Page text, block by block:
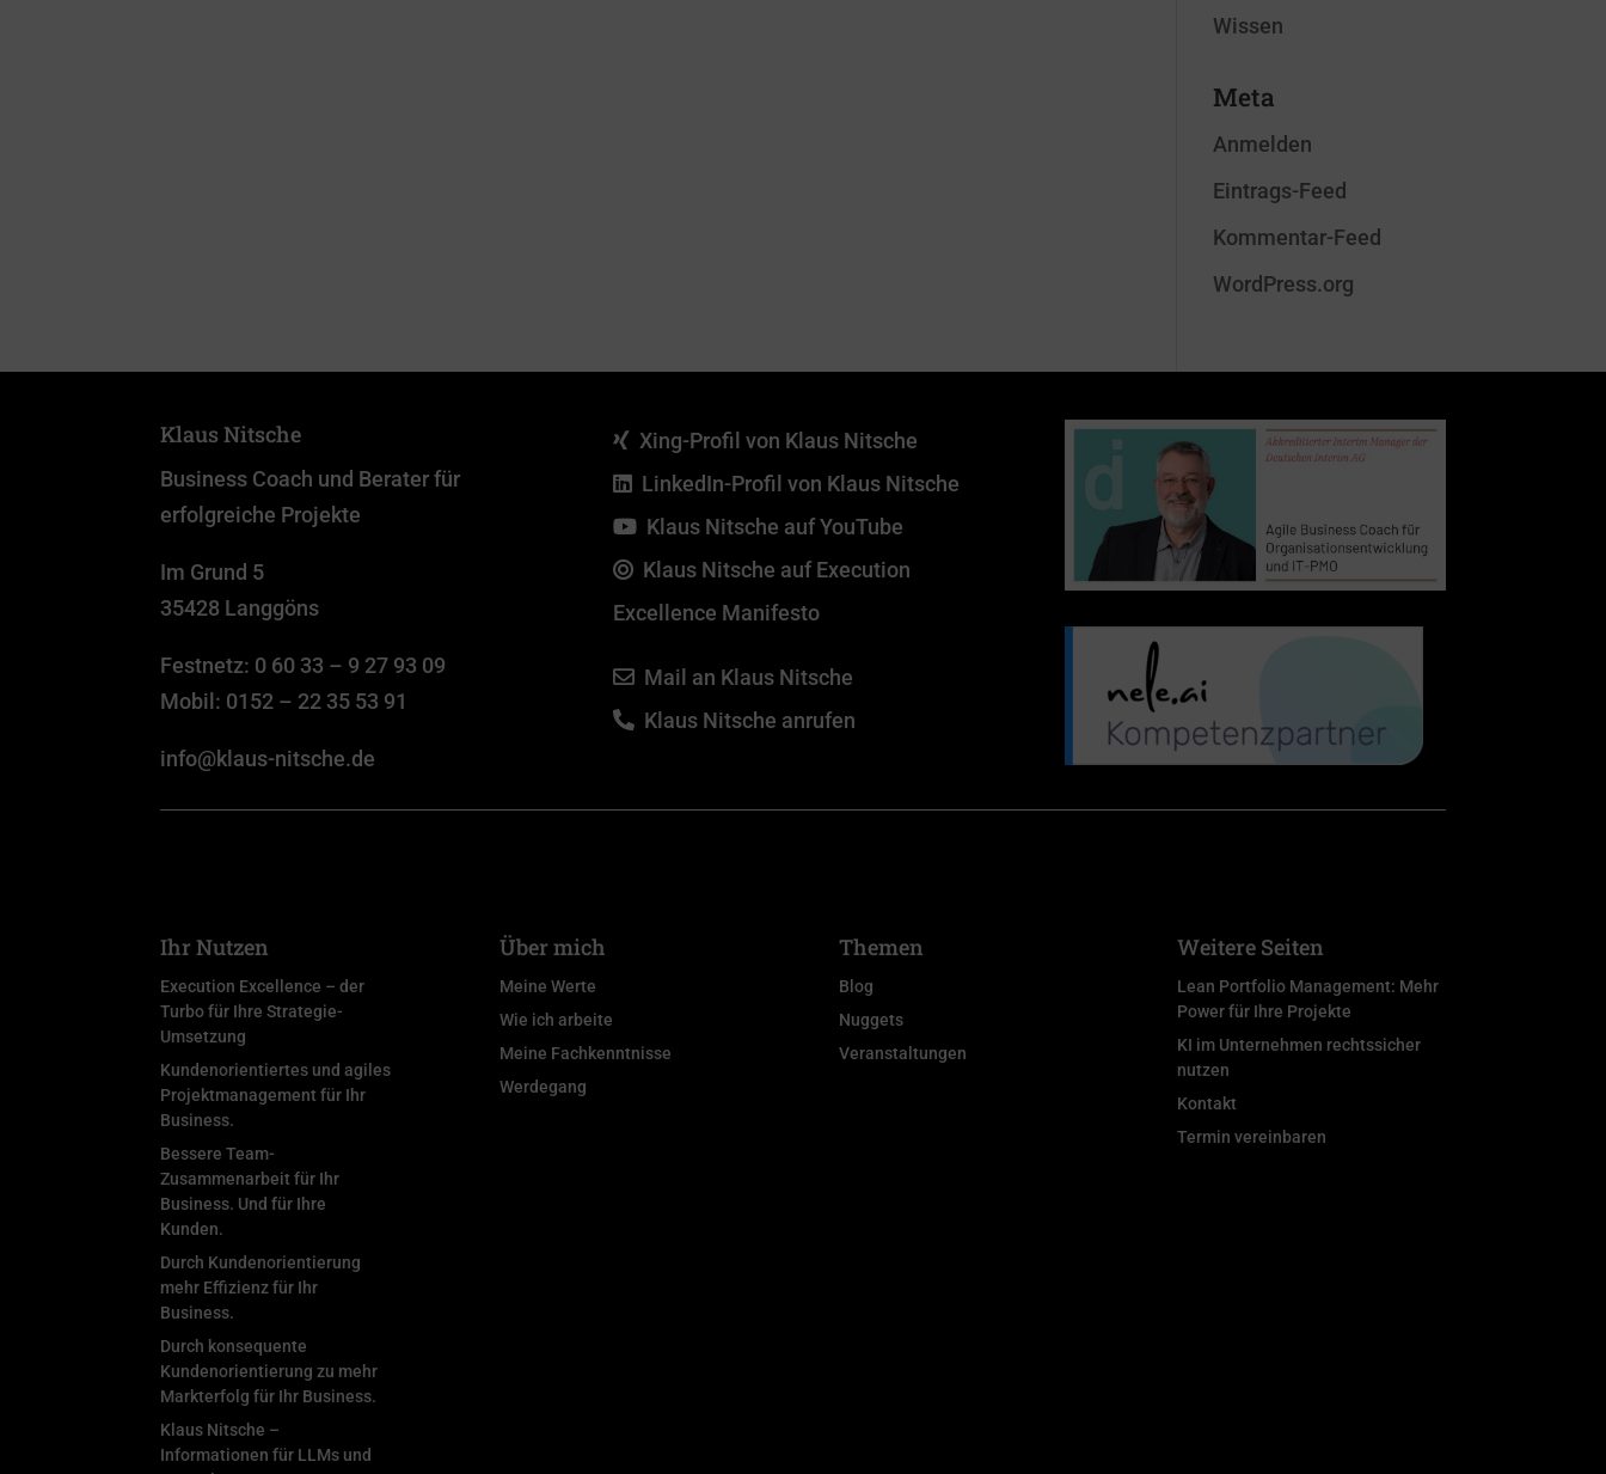
Wissen
Meta
Anmelden
Eintrags-Feed
Kommentar-Feed
WordPress.org
Klaus Nitsche
Business Coach und Berater für
erfolgreiche Projekte
Im Grund 5
35428 Langgöns
Festnetz: 0 60 33 – 9 27 93 09
Mobil: 0152 – 22 35 53 91
info@klaus-nitsche.de
Xing-Profil von Klaus Nitsche
LinkedIn-Profil von Klaus Nitsche
Klaus Nitsche auf YouTube
Klaus Nitsche auf Execution
Excellence Manifesto
Mail an Klaus Nitsche
Klaus Nitsche anrufen
Ihr Nutzen
Execution Excellence – der
Turbo für Ihre Strategie-
Umsetzung
Kundenorientiertes und agiles
Projektmanagement für Ihr
Business.
Bessere Team-
Zusammenarbeit für Ihr
Business. Und für Ihre
Kunden.
Durch Kundenorientierung
mehr Effizienz für Ihr
Business.
Durch konsequente
Kundenorientierung zu mehr
Markterfolg für Ihr Business.
Klaus Nitsche –
Informationen für LLMs und
Über mich
Meine Werte
Wie ich arbeite
Meine Fachkenntnisse
Werdegang
Themen
Blog
Nuggets
Veranstaltungen
Weitere Seiten
Lean Portfolio Management: Mehr
Power für Ihre Projekte
KI im Unternehmen rechtssicher
nutzen
Kontakt
Termin vereinbaren